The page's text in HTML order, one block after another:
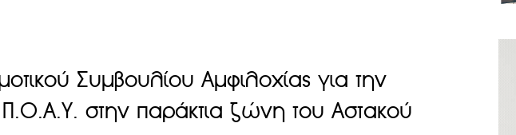
Συμβουλίου Αμφιλοχίας για την
στην παράκτια ζώνη του Αστακού